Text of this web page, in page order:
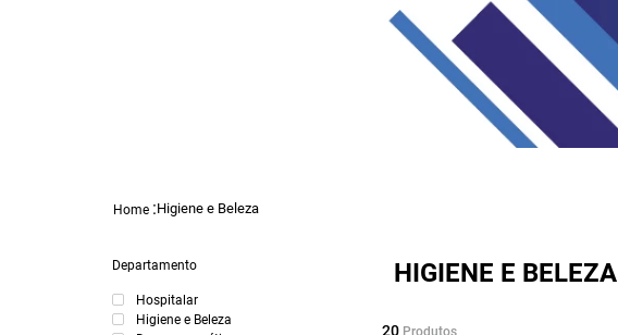
Higiene e Beleza
Departamento
Hospitalar
Higiene e Beleza
HIGIENE E BELEZA
20
dipirona
lola
fraldas geriátricas